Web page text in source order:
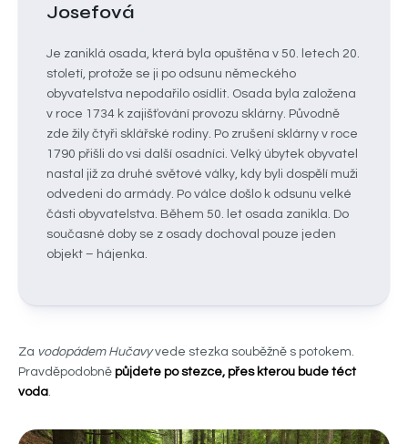
Josefová
Je zaniklá osada, která byla opuštěna v 50. letech 20.
století, protože se ji po odsunu německého
obyvatelstva nepodařilo osídlit. Osada byla založena
v roce 1734 k zajišťování provozu sklárny. Původně
zde žily čtyři sklářské rodiny. Po zrušení sklárny v roce
1790 přišli do vsi další osadníci. Velký úbytek obyvatel
nastal již za druhé světové války, kdy byli dospělí muži
odvedeni do armády. Po válce došlo k odsunu velké
části obyvatelstva. Během 50. let osada zanikla. Do
současné doby se z osady dochoval pouze jeden
objekt – hájenka.
Za vodopádem Hučavyvede stezka souběžně s potokem.
Pravděpodobně půjdete po stezce, přes kterou bude téct
voda.